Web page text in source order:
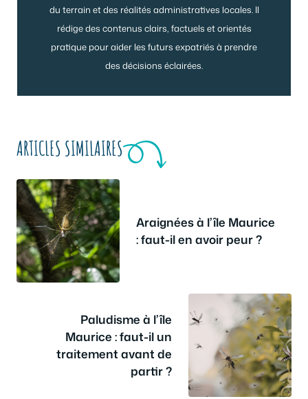
du terrain et des réalités administratives locales. Il
rédige des contenus clairs, factuels et orientés
pratique pour aider les futurs expatriés à prendre
des décisions éclairées.
ARTICLES SIMILAIRES
Araignées à l’île Maurice
: faut-il en avoir peur ?
Paludisme à l’île
Maurice : faut-il un
traitement avant de
partir ?